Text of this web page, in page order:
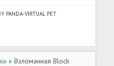
PANDA-VIRTUAL PET
» Взломанная Block